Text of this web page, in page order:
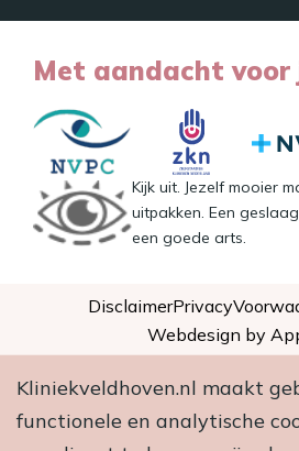
Met aandacht voor
Kijk uit. Jezelf mooier
uitpakken. Een
een goede arts.
DisclaimerPrivacy
Webdesign by
Kliniekveldhoven.nl maakt
functionele en analytische